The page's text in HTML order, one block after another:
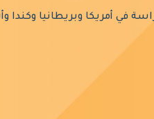
في أمريكا وبريطانيا